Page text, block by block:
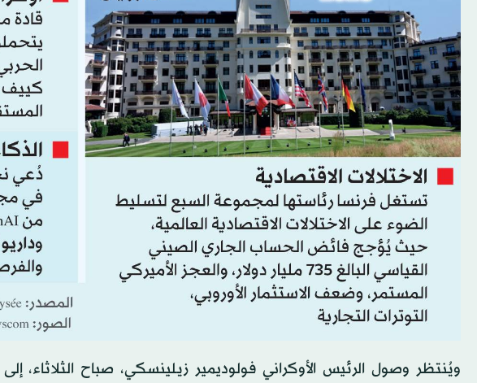
ويُنتظر وصول الرئيس الأوكراني فولوديمير زيلينسكي، صباح الثلاثاء،